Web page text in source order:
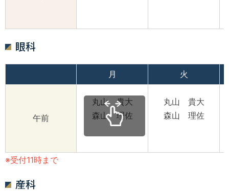
眼科
月 火
午前
丸山 貴大
森山 理佐
丸山 貴大
森山 理佐
※受付11時まで
産科